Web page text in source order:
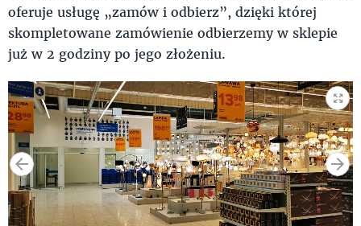
oferuje usługę „zamów i odbierz”, dzięki której
skompletowane zamówienie odbierzemy w sklepie
już w 2 godziny po jego złożeniu.